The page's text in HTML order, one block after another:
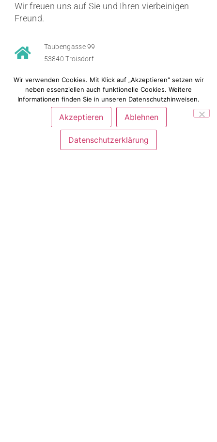
Wir freuen uns auf Sie und Ihren vierbeinigen
Freund.
Taubengasse 99
53840 Troisdorf
02241 / 25 85 90
0171 / 200 64 45
info@gesundestier.com
Wir verwenden Cookies. Mit Klick auf „Akzeptieren" setzen wir
neben essenziellen auch funktionelle Cookies. Weitere
Informationen finden Sie in unseren Datenschutzhinweisen.
Akzeptieren Ablehnen
Datenschutzerklärung